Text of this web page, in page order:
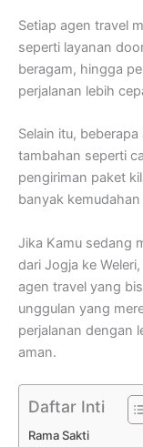
Setiap agen travel
seperti layanan
beragam, hingga
perjalanan lebih
Selain itu,
tambahan seperti
pengiriman paket
banyak
Jika Kamu sedang
dari Jogja ke
agen travel yang
unggulan yang
perjalanan dengan
aman.
Daftar Inti
Rama Sakti